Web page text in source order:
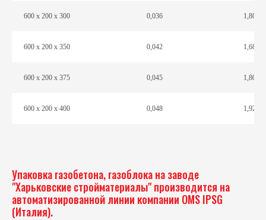
600 х 200 х 300 0,036 1,80
600 х 200 х 350 0,042 1,68
600 х 200 х 375 0,045 1,80
600 х 200 х 400 0,048 1,92
Упаковка газобетона, газоблока на заводе
"Харьковские стройматериалы" производится на
автоматизированной линии компании OMS IPSG
(Италия).